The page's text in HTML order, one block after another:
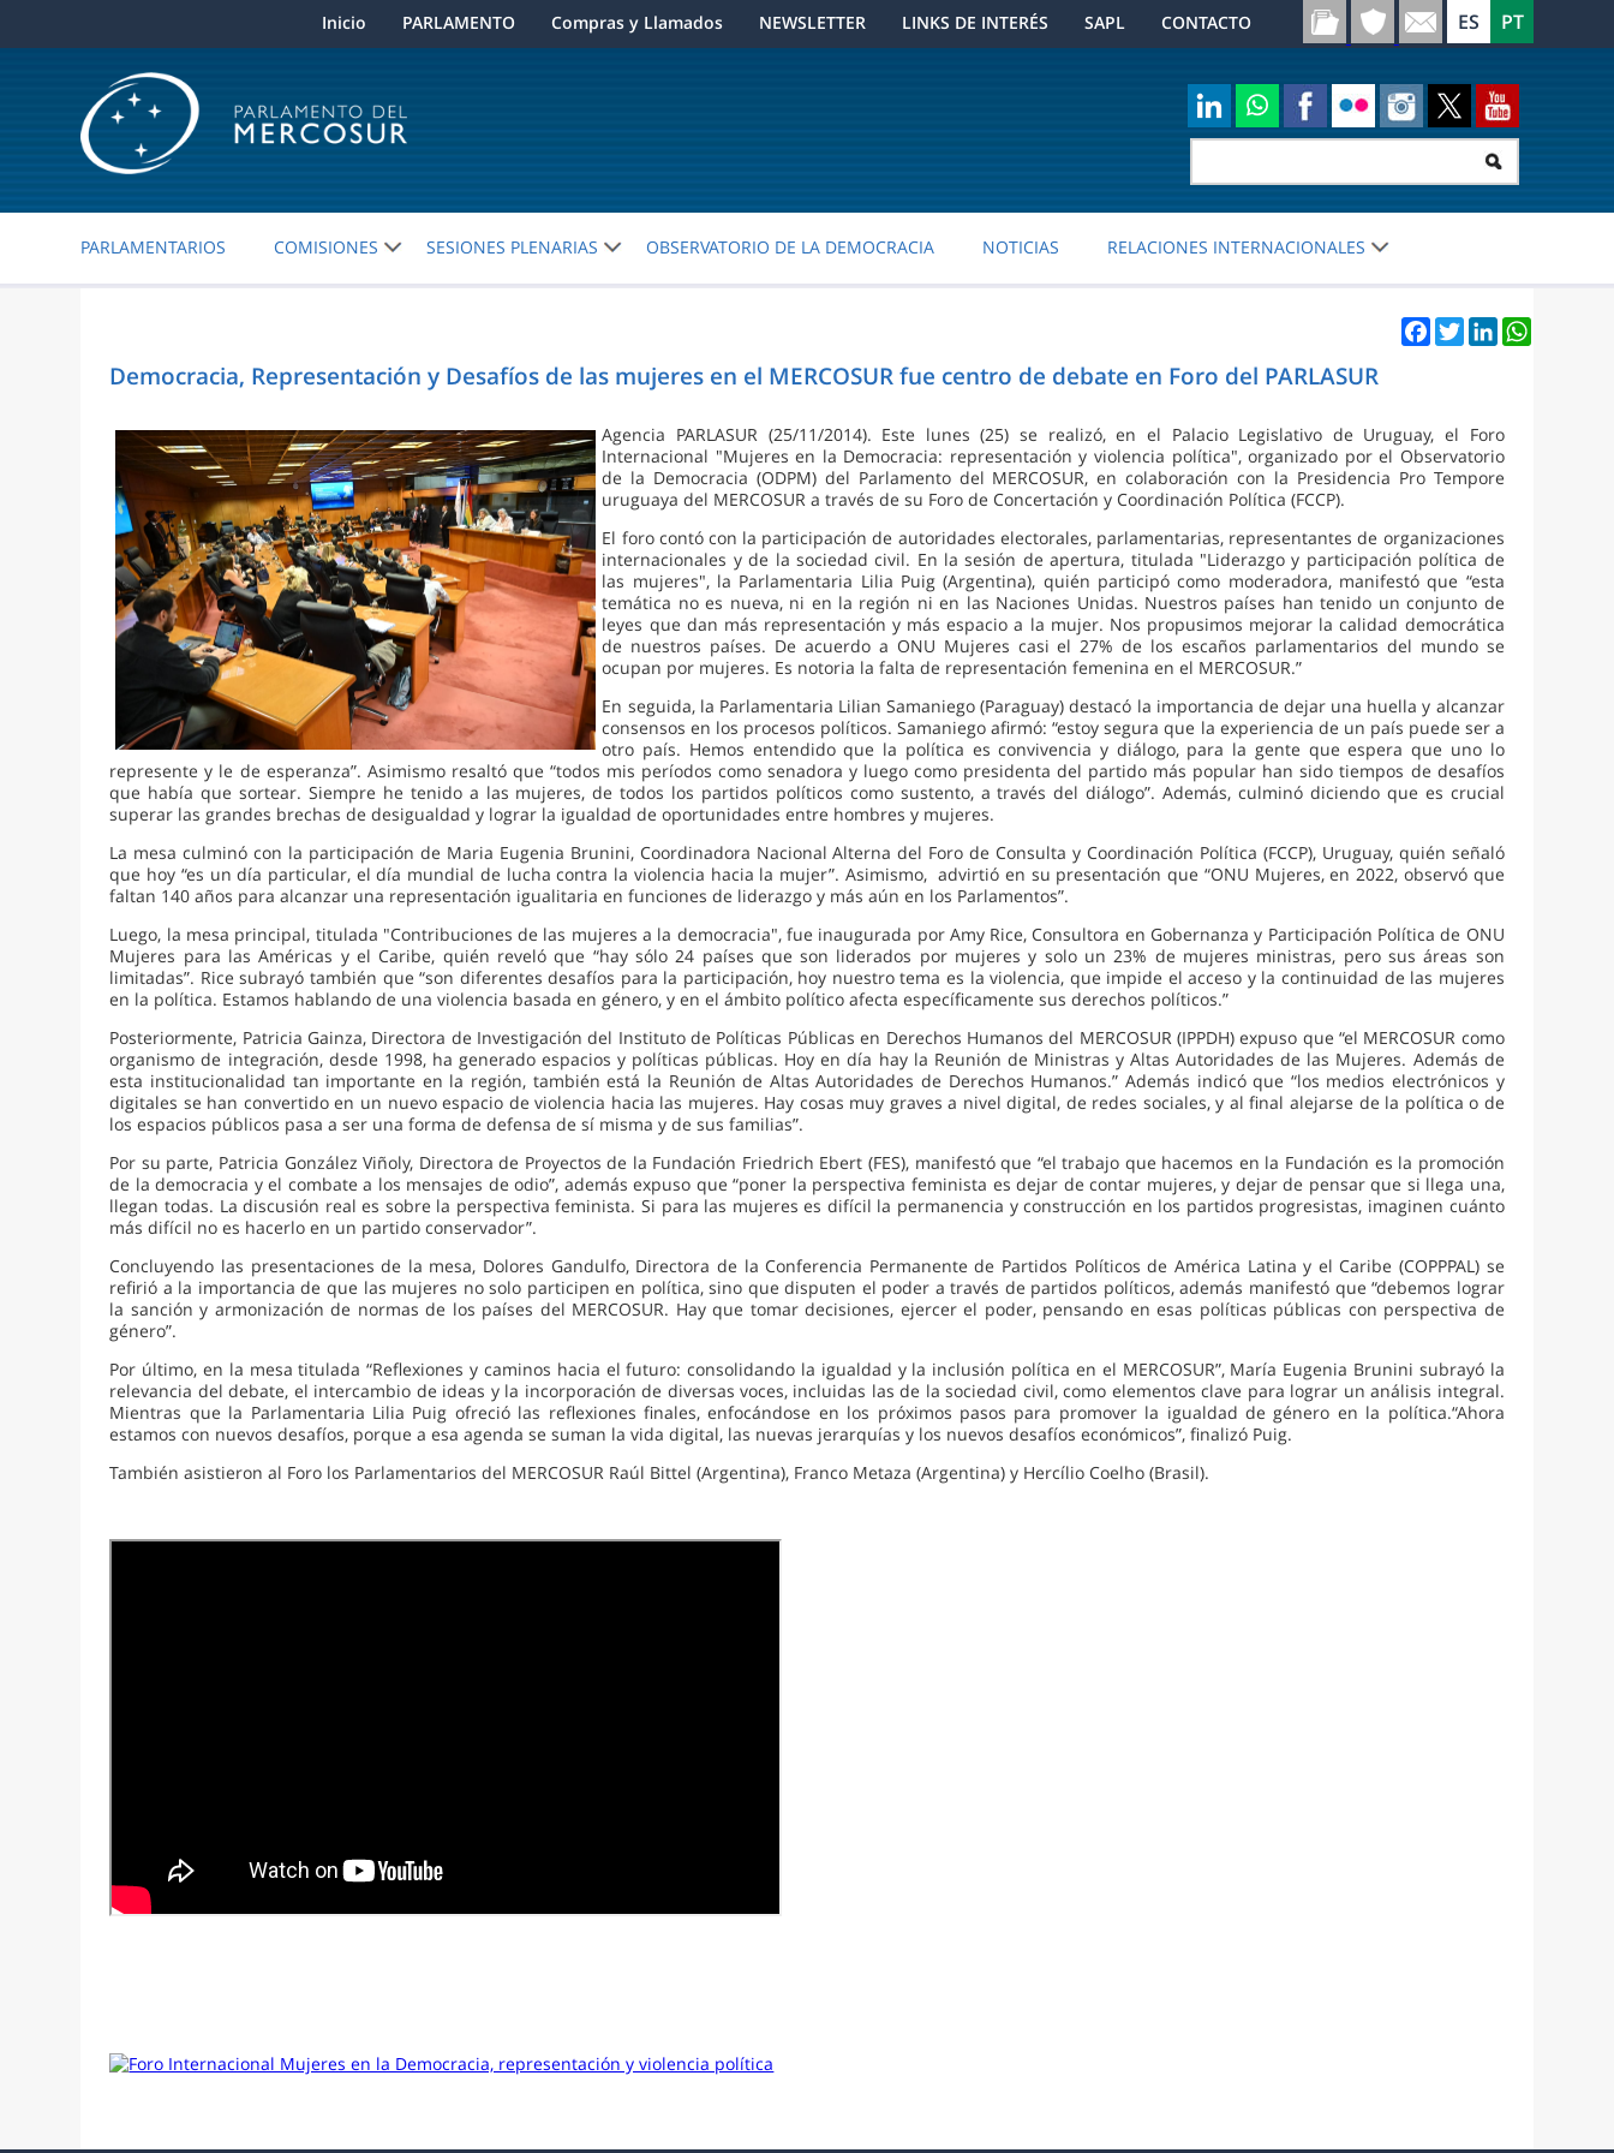
Inicio PARLAMENTO Compras y Llamados NEWSLETTER LINKS DE INTERÉS SAPL CONTACTO
PARLAMENTARIOS COMISIONES SESIONES PLENARIAS OBSERVATORIO DE LA DEMOCRACIA NOTICIAS RELACIONES INTERNACIONALES
Facebook
TwitterLinkedInWhatsApp
Democracia, Representación y Desafíos de las mujeres en el MERCOSUR fue centro de debate en Foro del PARLASUR
Agencia PARLASUR (25/11/2014). Este lunes (25) se realizó, en el Palacio Legislativo de Uruguay, el Foro
Internacional "Mujeres en la Democracia: representación y violencia política", organizado por el Observatorio
de la Democracia (ODPM) del Parlamento del MERCOSUR, en colaboración con la Presidencia Pro Tempore
uruguaya del MERCOSUR a través de su Foro de Concertación y Coordinación Política (FCCP).
El foro contó con la participación de autoridades electorales, parlamentarias, representantes de organizaciones
internacionales y de la sociedad civil. En la sesión de apertura, titulada "Liderazgo y participación política de
las mujeres", la Parlamentaria Lilia Puig (Argentina), quién participó como moderadora, manifestó que “esta
temática no es nueva, ni en la región ni en las Naciones Unidas. Nuestros países han tenido un conjunto de
leyes que dan más representación y más espacio a la mujer. Nos propusimos mejorar la calidad democrática
de nuestros países. De acuerdo a ONU Mujeres casi el 27% de los escaños parlamentarios del mundo se
ocupan por mujeres. Es notoria la falta de representación femenina en el MERCOSUR.”
En seguida, la Parlamentaria Lilian Samaniego (Paraguay) destacó la importancia de dejar una huella y alcanzar
consensos en los procesos políticos. Samaniego afirmó: “estoy segura que la experiencia de un país puede ser a
otro país. Hemos entendido que la política es convivencia y diálogo, para la gente que espera que uno lo
represente y le de esperanza”. Asimismo resaltó que “todos mis períodos como senadora y luego como presidenta del partido más popular han sido tiempos de desafíos
que había que sortear. Siempre he tenido a las mujeres, de todos los partidos políticos como sustento, a través del diálogo”. Además, culminó diciendo que es crucial
superar las grandes brechas de desigualdad y lograr la igualdad de oportunidades entre hombres y mujeres.
La mesa culminó con la participación de Maria Eugenia Brunini, Coordinadora Nacional Alterna del Foro de Consulta y Coordinación Política (FCCP), Uruguay, quién señaló
que hoy “es un día particular, el día mundial de lucha contra la violencia hacia la mujer”. Asimismo, advirtió en su presentación que “ONU Mujeres, en 2022, observó que
faltan 140 años para alcanzar una representación igualitaria en funciones de liderazgo y más aún en los Parlamentos”.
Luego, la mesa principal, titulada "Contribuciones de las mujeres a la democracia", fue inaugurada por Amy Rice, Consultora en Gobernanza y Participación Política de ONU
Mujeres para las Américas y el Caribe, quién reveló que “hay sólo 24 países que son liderados por mujeres y solo un 23% de mujeres ministras, pero sus áreas son
limitadas”. Rice subrayó también que “son diferentes desafíos para la participación, hoy nuestro tema es la violencia, que impide el acceso y la continuidad de las mujeres
en la política. Estamos hablando de una violencia basada en género, y en el ámbito político afecta específicamente sus derechos políticos.”
Posteriormente, Patricia Gainza, Directora de Investigación del Instituto de Políticas Públicas en Derechos Humanos del MERCOSUR (IPPDH) expuso que “el MERCOSUR como
organismo de integración, desde 1998, ha generado espacios y políticas públicas. Hoy en día hay la Reunión de Ministras y Altas Autoridades de las Mujeres. Además de
esta institucionalidad tan importante en la región, también está la Reunión de Altas Autoridades de Derechos Humanos.” Además indicó que “los medios electrónicos y
digitales se han convertido en un nuevo espacio de violencia hacia las mujeres. Hay cosas muy graves a nivel digital, de redes sociales, y al final alejarse de la política o de
los espacios públicos pasa a ser una forma de defensa de sí misma y de sus familias”.
Por su parte, Patricia González Viñoly, Directora de Proyectos de la Fundación Friedrich Ebert (FES), manifestó que “el trabajo que hacemos en la Fundación es la promoción
de la democracia y el combate a los mensajes de odio”, además expuso que “poner la perspectiva feminista es dejar de contar mujeres, y dejar de pensar que si llega una,
llegan todas. La discusión real es sobre la perspectiva feminista. Si para las mujeres es difícil la permanencia y construcción en los partidos progresistas, imaginen cuánto
más difícil no es hacerlo en un partido conservador”.
Concluyendo las presentaciones de la mesa, Dolores Gandulfo, Directora de la Conferencia Permanente de Partidos Políticos de América Latina y el Caribe (COPPPAL) se
refirió a la importancia de que las mujeres no solo participen en política, sino que disputen el poder a través de partidos políticos, además manifestó que “debemos lograr
la sanción y armonización de normas de los países del MERCOSUR. Hay que tomar decisiones, ejercer el poder, pensando en esas políticas públicas con perspectiva de
género”.
Por último, en la mesa titulada “Reflexiones y caminos hacia el futuro: consolidando la igualdad y la inclusión política en el MERCOSUR”, María Eugenia Brunini subrayó la
relevancia del debate, el intercambio de ideas y la incorporación de diversas voces, incluidas las de la sociedad civil, como elementos clave para lograr un análisis integral.
Mientras que la Parlamentaria Lilia Puig ofreció las reflexiones finales, enfocándose en los próximos pasos para promover la igualdad de género en la política.“Ahora
estamos con nuevos desafíos, porque a esa agenda se suman la vida digital, las nuevas jerarquías y los nuevos desafíos económicos”, finalizó Puig.
También asistieron al Foro los Parlamentarios del MERCOSUR Raúl Bittel (Argentina), Franco Metaza (Argentina) y Hercílio Coelho (Brasil).